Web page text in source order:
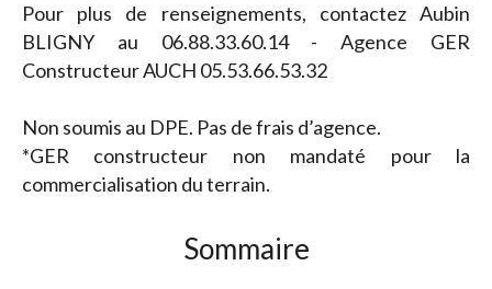
Pour plus de renseignements, contactez Aubin
BLIGNY au 06.88.33.60.14 - Agence GER
Constructeur AUCH 05.53.66.53.32
Non soumis au DPE. Pas de frais d’agence.
*GER constructeur non mandaté pour la
commercialisation du terrain.
Sommaire